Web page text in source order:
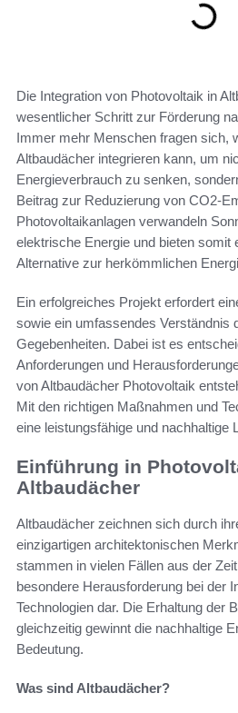
Die Integration von Photovoltaik in
wesentlicher Schritt zur Förderung
Immer mehr Menschen fragen sich,
Altbaudächer integrieren kann, um
Energieverbrauch zu senken,
Beitrag zur Reduzierung von CO2-
Photovoltaikanlagen verwandeln
elektrische Energie und bieten somit
Alternative zur herkömmlichen
Ein erfolgreiches Projekt erfordert
sowie ein umfassendes Verständnis
Gegebenheiten. Dabei ist es
Anforderungen und
von Altbaudächer Photovoltaik
Mit den richtigen Maßnahmen und
eine leistungsfähige und nachhaltige
Einführung in
Altbaudächer
Altbaudächer zeichnen sich durch
einzigartigen architektonischen
stammen in vielen Fällen aus der
besondere Herausforderung bei der
Technologien dar. Die Erhaltung der
gleichzeitig gewinnt die nachhaltige
Bedeutung.
Was sind Altbaudächer?